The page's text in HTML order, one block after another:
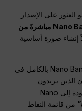
العثور على الإصدار
لا يمكنك تحديد Nano Banana Pro مباشرةً من
إنشاء صورة أساسية
سيحل جهاز Nano Banana 2 محل Nano Banana Pro بالكامل في
لا يزال بإمكان التجربة العودة إلى Nano
من قائمة النقاط